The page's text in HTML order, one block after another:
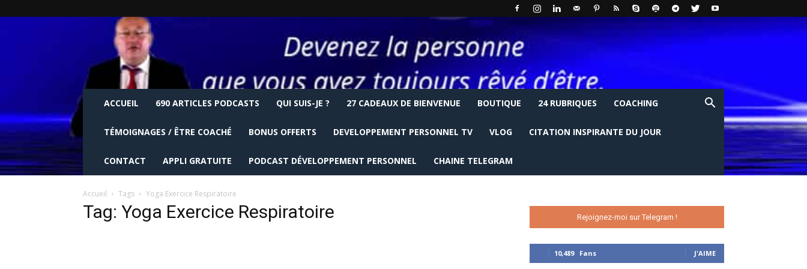
ACCUEIL 690 ARTICLES PODCASTS QUI SUIS-JE ? 27 CADEAUX DE BIENVENUE BOUTIQUE 24 RUBRIQUES COACHING
TÉMOIGNAGES / ÊTRE COACHÉ BONUS OFFERTS DEVELOPPEMENT PERSONNEL TV VLOG CITATION INSPIRANTE DU JOUR
CONTACT APPLI GRATUITE PODCAST DÉVELOPPEMENT PERSONNEL CHAINE TELEGRAM
Accueil Tags Yoga Exercice Respiratoire
Tag: Yoga Exercice Respiratoire Rejoignez-moi sur Telegram !
10,489 Fans J'AIME